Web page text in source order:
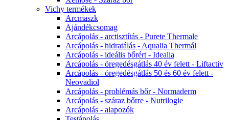
Vichy termékek
Arcmaszk
Ajándékcsomag
Arcápolás - arctisztítás - Purete Thermale
Arcápolás - hidratálás - Aqualia Thermál
Arcápolás - ideális bőrért - Idealia
Arcápolás - öregedésgátlás 40 év felett - Liftactiv
Arcápolás - öregedésgátlás 50 és 60 év felett -
Neovadiol
Arcápolás - problémás bőr - Normaderm
Arcápolás - száraz bőrre - Nutrilogie
Arcápolás - alapozók